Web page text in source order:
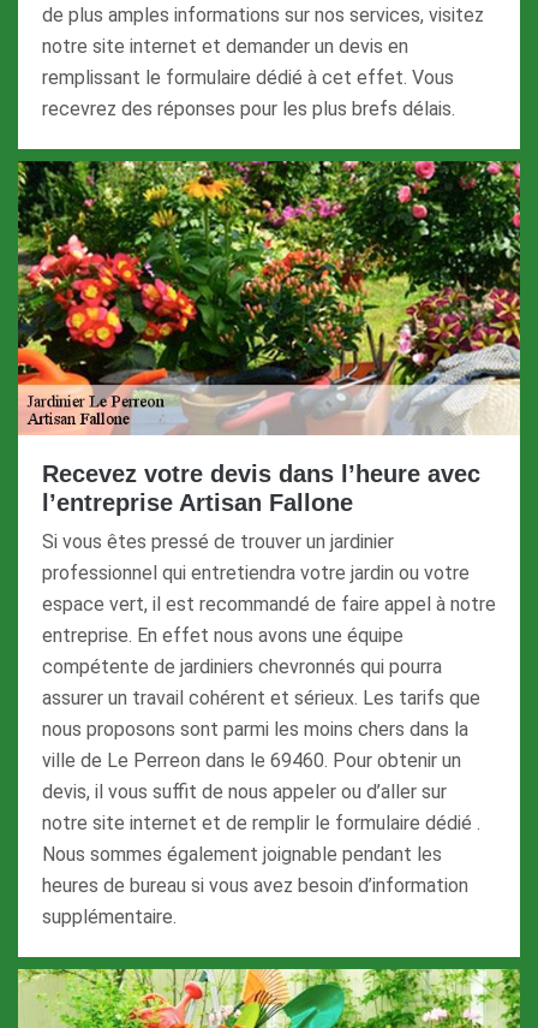
de plus amples informations sur nos services, visitez
notre site internet et demander un devis en
remplissant le formulaire dédié à cet effet. Vous
recevrez des réponses pour les plus brefs délais.
Recevez votre devis dans l’heure avec
l’entreprise Artisan Fallone
Si vous êtes pressé de trouver un jardinier
professionnel qui entretiendra votre jardin ou votre
espace vert, il est recommandé de faire appel à notre
entreprise. En effet nous avons une équipe
compétente de jardiniers chevronnés qui pourra
assurer un travail cohérent et sérieux. Les tarifs que
nous proposons sont parmi les moins chers dans la
ville de Le Perreon dans le 69460. Pour obtenir un
devis, il vous suffit de nous appeler ou d’aller sur
notre site internet et de remplir le formulaire dédié .
Nous sommes également joignable pendant les
heures de bureau si vous avez besoin d’information
supplémentaire.